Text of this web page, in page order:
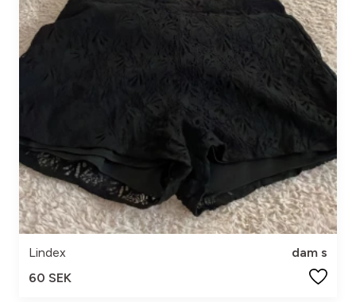
Lindex
dam s
60 SEK